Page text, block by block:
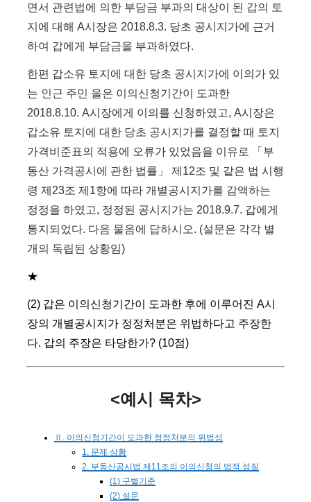
면서 관련법에 의한 부담금 부과의 대상이 된 갑의 토
지에 대해 A시장은 2018.8.3. 당초 공시지가에 근거
하여 갑에게 부담금을 부과하였다.
한편 갑소유 토지에 대한 당초 공시지가에 이의가 있
는 인근 주민 을은 이의신청기간이 도과한
2018.8.10. A시장에게 이의를 신청하였고, A시장은
갑소유 토지에 대한 당초 공시지가를 결정할 때 토지
가격비준표의 적용에 오류가 있었음을 이유로 「부
동산 가격공시에 관한 법률」 제12조 및 같은 법 시행
령 제23조 제1항에 따라 개별공시지가를 감액하는
정정을 하였고, 정정된 공시지가는 2018.9.7. 갑에게
통지되었다. 다음 물음에 답하시오. (설문은 각각 별
개의 독립된 상황임)
★
(2) 갑은 이의신청기간이 도과한 후에 이루어진 A시
장의 개별공시지가 정정처분은 위법하다고 주장한
다. 갑의 주장은 타당한가? (10점)
<예시 목차>
Ⅱ. 이의신청기간이 도과한 정정처분의 위법성
1. 문제 상황
2. 부동산공시법 제11조의 이의신청의 법적 성질
(1) 구별기준
(2) 설문